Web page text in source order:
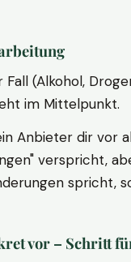
(Alkohol,
im Mittelpunkt.
Anbieter dir vor
verspricht,
spricht,
vor – Schritt